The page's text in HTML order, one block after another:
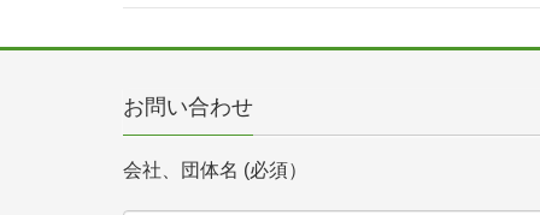
お問い合わせ
会社、団体名 (必須）